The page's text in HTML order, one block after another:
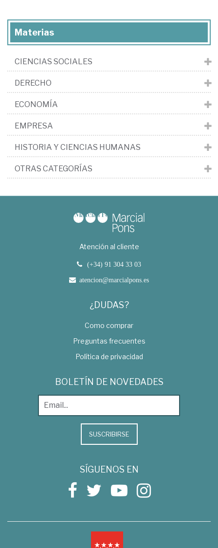
Materias
CIENCIAS SOCIALES
DERECHO
ECONOMÍA
EMPRESA
HISTORIA Y CIENCIAS HUMANAS
OTRAS CATEGORÍAS
Atención al cliente
(+34) 91 304 33 03
atencion@marcialpons.es
¿DUDAS?
Como comprar
Preguntas frecuentes
Política de privacidad
BOLETÍN DE NOVEDADES
SUSCRIBIRSE
SÍGUENOS EN